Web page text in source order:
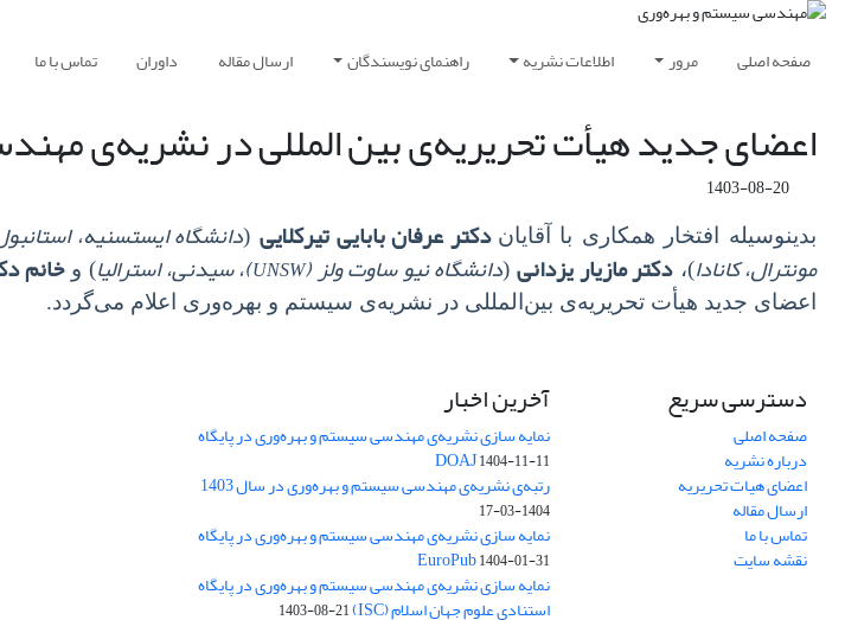
صفحه اصلی مرور اطلاعات نشریه راهنمای نویسندگان ارسال مقاله داوران تماس با ما
اعضای جدید هیأت تحریریه‌ی بین المللی در نشریه‌ی
1403-08-20
بدینوسیله افتخار همکاری با آقایان دکتر عرفان بابایی تیرکلایی (دانشگاه ایستسنیه،
مونترال، کانادا)،دکتر مازیار یزدانی(دانشگاه نیو ساوت ولز (UNSW)، سیدنی، استرالیا)وخانم
اعضای جدید هیأت تحریریه‌ی بین‌المللی در نشریه‌ی سیستم و بهره‌وری اعلام می‌گردد.
دسترسی سریع
صفحه اصلی
درباره نشریه
اعضای هیات تحریریه
ارسال مقاله
تماس با ما
نقشه سایت
آخرین اخبار
نمایه سازی نشریه‌ی مهندسی سیستم و بهره‌وری در پایگاه
DOAJ1404-11-11
رتبه‌ی نشریه‌ی مهندسی سیستم و بهره‌وری در سال 1403
1404-03-17
نمایه سازی نشریه‌ی مهندسی سیستم و بهره‌وری در پایگاه
EuroPub1404-01-31
نمایه سازی نشریه‌ی مهندسی سیستم و بهره‌وری در پایگاه
استنادی علوم جهان اسلام (ISC) 1403-08-21